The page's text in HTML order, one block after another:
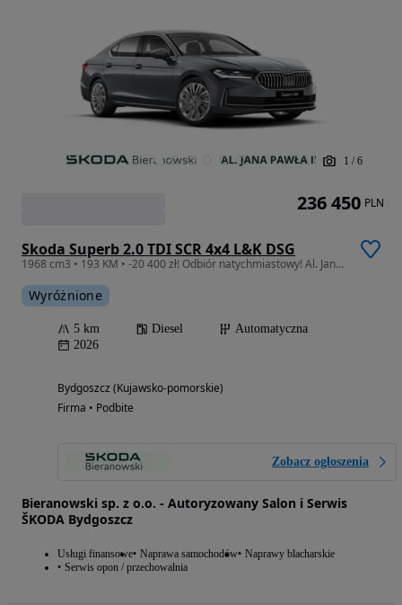
1 / 6
Skoda Superb 2.0 TDI SCR 4x4 L&K DSG
1968 cm3 • 193 KM • -20 400 zł! Odbiór natychmiastowy! Al. Jana Pawła II 127 Bydgoszcz
Wyróżnione
5 km Diesel
Automatyczna
2026
Bydgoszcz (Kujawsko-pomorskie)
Firma • Podbite
Zobacz ogłoszenia
Bieranowski sp. z o.o. - Autoryzowany Salon i Serwis
ŠKODA Bydgoszcz
Usługi finansowe Naprawa samochodów Naprawy blacharskie
Serwis opon / przechowalnia
236 450 PLN